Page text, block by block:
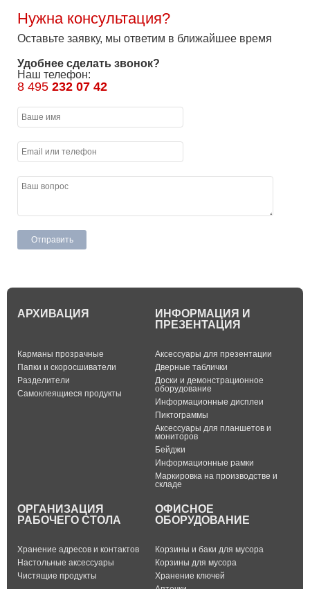
Нужна консультация?
Оставьте заявку, мы ответим в ближайшее время
Удобнее сделать звонок?
Наш телефон:
8 495 232 07 42
АРХИВАЦИЯ
Карманы прозрачные
Папки и скоросшиватели
Разделители
Самоклеящиеся продукты
ИНФОРМАЦИЯ И
ПРЕЗЕНТАЦИЯ
Аксессуары для презентации
Дверные таблички
Доски и демонстрационное
оборудование
Информационные дисплеи
Пиктограммы
Аксессуары для планшетов и
мониторов
Бейджи
Информационные рамки
Маркировка на производстве и
складе
ОРГАНИЗАЦИЯ
РАБОЧЕГО СТОЛА
Хранение адресов и контактов
Настольные аксессуары
Чистящие продукты
ОФИСНОЕ
ОБОРУДОВАНИЕ
Корзины и баки для мусора
Корзины для мусора
Хранение ключей